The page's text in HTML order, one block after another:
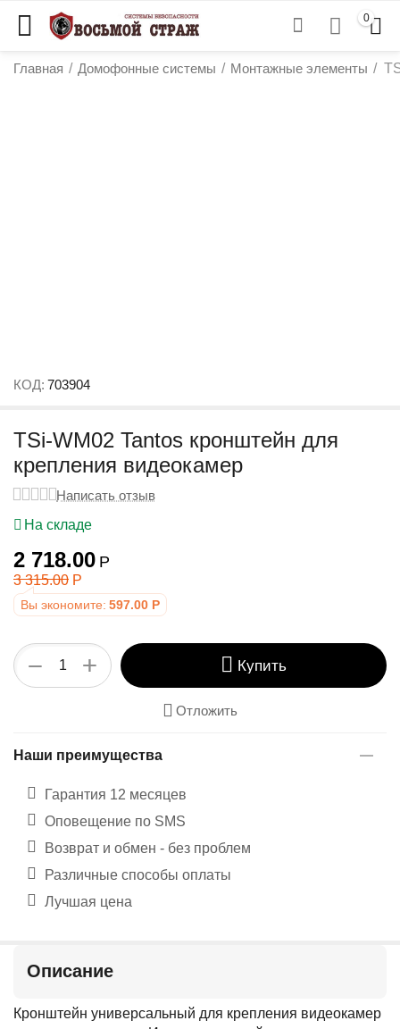
0
Главная / Домофонные системы / Монтажные элементы /
КОД: 703904
TSi-WM02 Tantos кронштейн для
крепления видеокамер
Написать отзыв
На складе
2 718.00 Р
3 315.00 Р
Вы экономите: 597.00 Р
+
− Купить
Отложить
Наши преимущества
Гарантия 12 месяцев
Оповещение по SMS
Возврат и обмен - без проблем
Различные способы оплаты
Лучшая цена
Описание
Кронштейн универсальный для крепления видеокамер